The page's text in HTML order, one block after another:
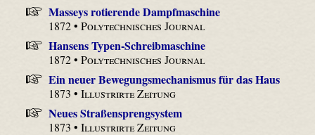
Masseys rotierende Dampfmaschine
1872 •Polytechnisches Journal
Hansens Typen-Schreibmaschine
1872 •Polytechnisches Journal
Ein neuer Bewegungsmechanismus für das Haus
1873 •Illustrirte Zeitung
Neues Straßensprengsystem
1873 •Illustrirte Zeitung